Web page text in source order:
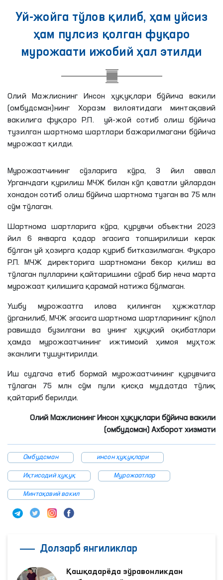
Уй-жойга тўлов қилиб, ҳам уйсиз
ҳам пулсиз қолган фуқаро
мурожаати ижобий ҳал этилди
Олий Мажлиснинг Инсон ҳуқуқлари бўйича вакили
(омбудсман)нинг Хоразм вилоятидаги минтақавий
вакилига фуқаро Р.П. уй-жой сотиб олиш бўйича
тузилган шартнома шартлари бажарилмагани бўйича
мурожаат қилди.
Мурожаатчининг сўзларига кўра, 3 йил аввал
Урганчдаги қурилиш МЧЖ билан кўп қаватли уйлардан
хонадон сотиб олиш бўйича шартнома тузган ва 75 млн
сўм тўлаган.
Шартнома шартларига кўра, қурувчи объектни 2023
йил 6 январга қадар эгасига топширилиши керак
бўлган уй ҳозирга қадар қуриб битказилмаган. Фуқаро
Р.П. МЧЖ директорига шартномани бекор қилиш ва
тўлаган пулларини қайтаришини сўраб бир неча марта
мурожаат қилишига қарамай натижа бўлмаган.
Ушбу мурожаатга илова қилинган ҳужжатлар
ўрганилиб, МЧЖ эгасига шартнома шартларининг қўпол
равишда бузилгани ва унинг ҳуқуқий оқибатлари
ҳамда мурожаатчининг ижтимоий ҳимоя муҳтож
эканлиги тушунтирилди.
Иш судгача етиб бормай мурожаатчининг қурувчига
тўлаган 75 млн сўм пули қисқа муддатда тўлиқ
қайтариб берилди.
Олий Мажлиснинг Инсон ҳуқуқлари бўйича вакили
(омбудсман) Ахборот хизмати
Омбудсман инсон ҳуқуқлари
Иқтисодий ҳуқуқ Мурожаатлар
Минтақавий вакил
Долзарб янгиликлар
Қашқадарёда зўравонликдан